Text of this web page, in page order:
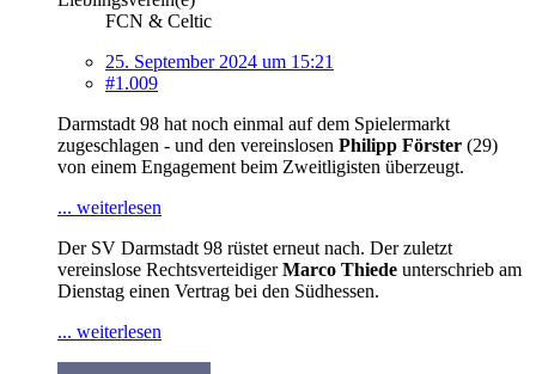
FCN & Celtic
25. September 2024 um 15:21
#1.009
Darmstadt 98 hat noch einmal auf dem Spielermarkt
zugeschlagen - und den vereinslosen Philipp Förster (29)
von einem Engagement beim Zweitligisten überzeugt.
... weiterlesen
Der SV Darmstadt 98 rüstet erneut nach. Der zuletzt
vereinslose RechtsverteidigerMarco Thiede unterschrieb am
Dienstag einen Vertrag bei den Südhessen.
... weiterlesen